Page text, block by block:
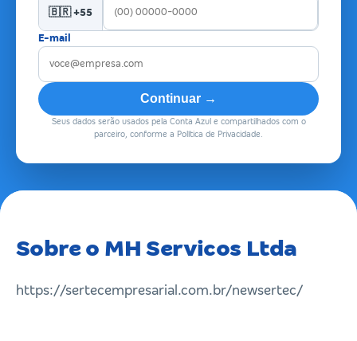
🇧🇷 +55
E-mail
Continuar →
Seus dados serão usados pela Conta Azul e compartilhados com o
parceiro, conforme a Política de Privacidade.
Sobre o MH Servicos Ltda
https://sertecempresarial.com.br/newsertec/